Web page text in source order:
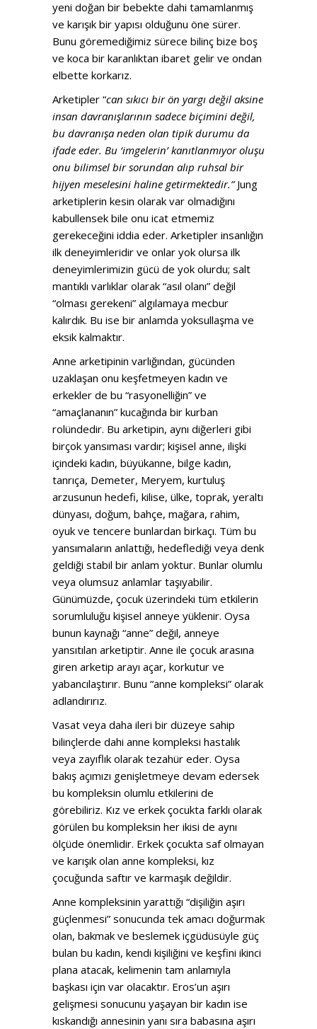
yeni doğan bir bebekte dahi tamamlanmış
ve karışık bir yapısı olduğunu öne sürer.
Bunu göremediğimiz sürece bilinç bize boş
ve koca bir karanlıktan ibaret gelir ve ondan
elbette korkarız.
Arketipler “can sıkıcı bir ön yargı değil aksine
insan davranışlarının sadece biçimini değil,
bu davranışa neden olan tipik durumu da
ifade eder. Bu ‘imgelerin’ kanıtlanmıyor oluşu
onu bilimsel bir sorundan alıp ruhsal bir
hijyen meselesini haline getirmektedir.”Jung
arketiplerin kesin olarak var olmadığını
kabullensek bile onu icat etmemiz
gerekeceğini iddia eder. Arketipler insanlığın
ilk deneyimleridir ve onlar yok olursa ilk
deneyimlerimizin gücü de yok olurdu; salt
mantıklı varlıklar olarak “asıl olanı” değil
“olması gerekeni” algılamaya mecbur
kalırdık. Bu ise bir anlamda yoksullaşma ve
eksik kalmaktır.
Anne arketipinin varlığından, gücünden
uzaklaşan onu keşfetmeyen kadın ve
erkekler de bu “rasyonelliğin” ve
“amaçlananın” kucağında bir kurban
rolündedir. Bu arketipin, aynı diğerleri gibi
birçok yansıması vardır; kişisel anne, ilişki
içindeki kadın, büyükanne, bilge kadın,
tanrıça, Demeter, Meryem, kurtuluş
arzusunun hedefi, kilise, ülke, toprak, yeraltı
dünyası, doğum, bahçe, mağara, rahim,
oyuk ve tencere bunlardan birkaçı. Tüm bu
yansımaların anlattığı, hedeflediği veya denk
geldiği stabil bir anlam yoktur. Bunlar olumlu
veya olumsuz anlamlar taşıyabilir.
Günümüzde, çocuk üzerindeki tüm etkilerin
sorumluluğu kişisel anneye yüklenir. Oysa
bunun kaynağı “anne” değil, anneye
yansıtılan arketiptir. Anne ile çocuk arasına
giren arketip arayı açar, korkutur ve
yabancılaştırır. Bunu “anne kompleksi” olarak
adlandırırız.
Vasat veya daha ileri bir düzeye sahip
bilinçlerde dahi anne kompleksi hastalık
veya zayıflık olarak tezahür eder. Oysa
bakış açımızı genişletmeye devam edersek
bu kompleksin olumlu etkilerini de
görebiliriz. Kız ve erkek çocukta farklı olarak
görülen bu kompleksin her ikisi de aynı
ölçüde önemlidir. Erkek çocukta saf olmayan
ve karışık olan anne kompleksi, kız
çocuğunda saftır ve karmaşık değildir.
Anne kompleksinin yarattığı “dişiliğin aşırı
güçlenmesi” sonucunda tek amacı doğurmak
olan, bakmak ve beslemek içgüdüsüyle güç
bulan bu kadın, kendi kişiliğini ve keşfini ikinci
plana atacak, kelimenin tam anlamıyla
başkası için var olacaktır. Eros’un aşırı
gelişmesi sonucunu yaşayan bir kadın ise
kıskandığı annesinin yanı sıra babasına aşırı